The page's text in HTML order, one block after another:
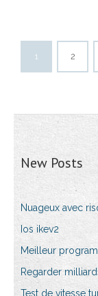
1 2
New Posts
Nuageux avec
Ios ikev2
Meilleur
Regarder
Test de vitesse